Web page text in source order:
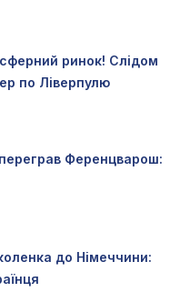
ринок! Слідом
по Ліверпулю
Ференцварош:
до Німеччини: